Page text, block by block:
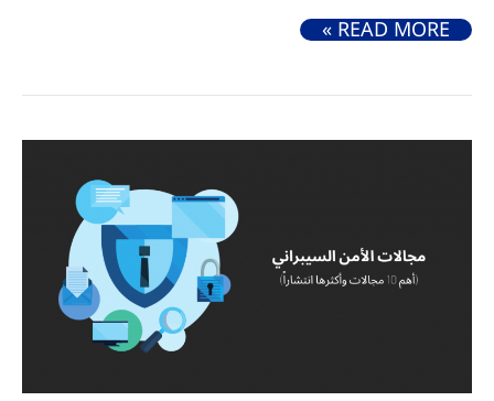
تخصص الأمن السيبراني (التخصص الأكثر طلباً في المستقبل)
READ MORE »